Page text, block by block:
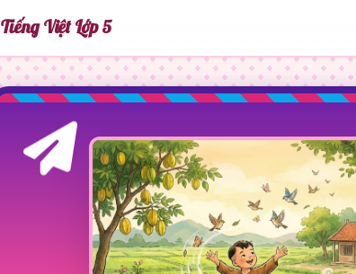
Tiếng Việt Lớp 5